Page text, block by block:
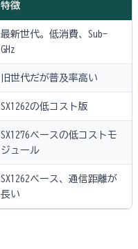
特徴
最新世代。低消費、Sub-
GHz
旧世代だが普及率高い
SX1262の低コスト版
SX1276ベースの低コストモ
ジュール
SX1262ベース、通信距離が
長い